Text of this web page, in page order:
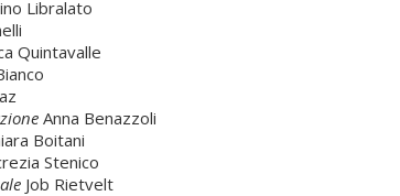
Libralato
Quintavalle
Anna Benazzoli
Boitani
Stenico
Job Rietvelt